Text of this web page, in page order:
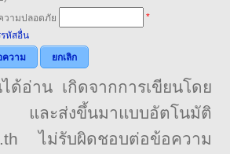
*
หัสอื่น
ความ
ยกเลิก
ด้อ่าน เกิดจากการเขียนโดย
ละส่งขึ้นมาแบบอัตโนมัติ
ไม่รับผิดชอบต่อข้อความ